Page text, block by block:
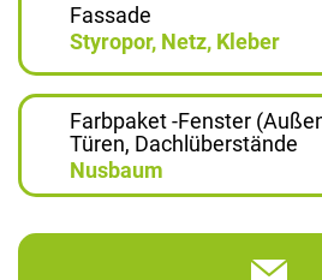
Fassade
Styropor, Netz, Kleber
Farbpaket -Fenster
Türen, Dachlüberstände
Nusbaum